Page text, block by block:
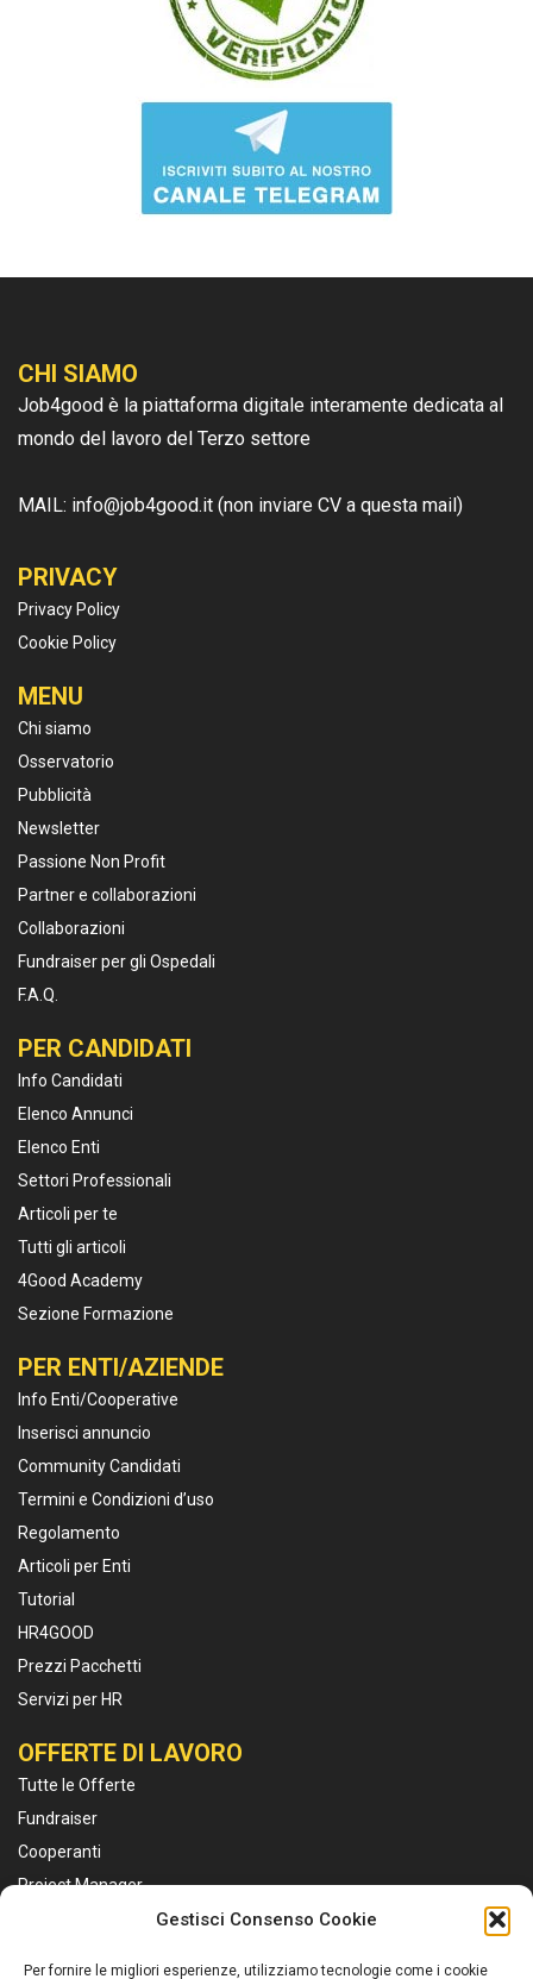
Gestisci Consenso Cookie
Per fornire le migliori esperienze, utilizziamo tecnologie come i cookie
CHI SIAMO
Job4good è la piattaforma digitale interamente dedicata al
mondo del lavoro del Terzo settore
MAIL: info@job4good.it (non inviare CV a questa mail)
PRIVACY
Privacy Policy
Cookie Policy
MENU
Chi siamo
Osservatorio
Pubblicità
Newsletter
Passione Non Profit
Partner e collaborazioni
Collaborazioni
Fundraiser per gli Ospedali
F.A.Q.
PER CANDIDATI
Info Candidati
Elenco Annunci
Elenco Enti
Settori Professionali
Articoli per te
Tutti gli articoli
4Good Academy
Sezione Formazione
PER ENTI/AZIENDE
Info Enti/Cooperative
Inserisci annuncio
Community Candidati
Termini e Condizioni d’uso
Regolamento
Articoli per Enti
Tutorial
HR4GOOD
Prezzi Pacchetti
Servizi per HR
OFFERTE DI LAVORO
Tutte le Offerte
Fundraiser
Cooperanti
Project Manager